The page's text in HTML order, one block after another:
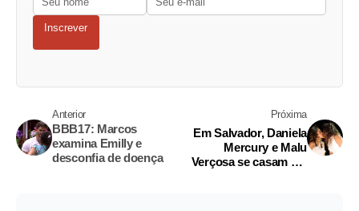
Inscrever
Anterior
BBB17: Marcos
examina Emilly e
desconfia de doença
Próxima
Em Salvador, Daniela
Mercury e Malu
Verçosa se casam em